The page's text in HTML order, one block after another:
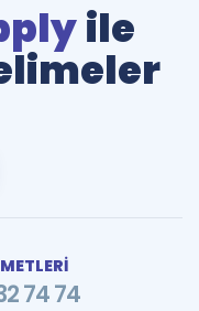
ile
74 74